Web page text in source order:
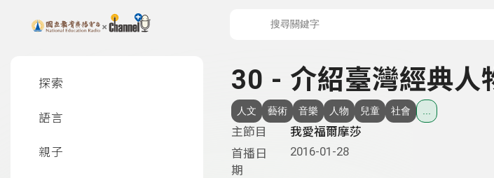
上方功能區塊
探索
語言
親子
30 - 介紹臺灣經典人
人文 藝術 音樂 人物 兒童 社會
主節目
我愛福爾摩莎
首播日
期
2016-01-28